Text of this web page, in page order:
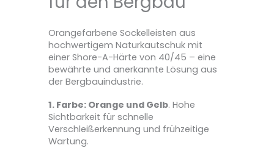
Orangefarbene Sockelleisten aus
hochwertigem Naturkautschuk mit
einer Shore-A-Härte von 40/45 – eine
bewährte und anerkannte Lösung aus
der Bergbauindustrie.
1. Farbe: Orange und Gelb. Hohe
Sichtbarkeit für schnelle
Verschleißerkennung und frühzeitige
Wartung.